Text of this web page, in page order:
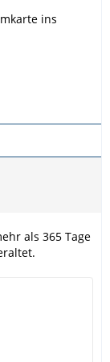
ins
als 365 Tage